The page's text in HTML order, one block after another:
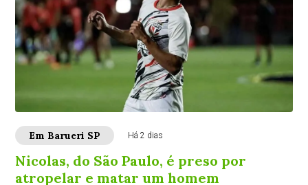
Em Barueri SP Há 2 dias
Nicolas, do São Paulo, é preso por
atropelar e matar um homem